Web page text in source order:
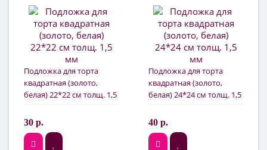
Подложка для торта
квадратная (золото,
белая) 22*22 см толщ. 1,5
30 р.
Подложка для торта
квадратная (золото,
белая) 24*24 см толщ. 1,5
40 р.